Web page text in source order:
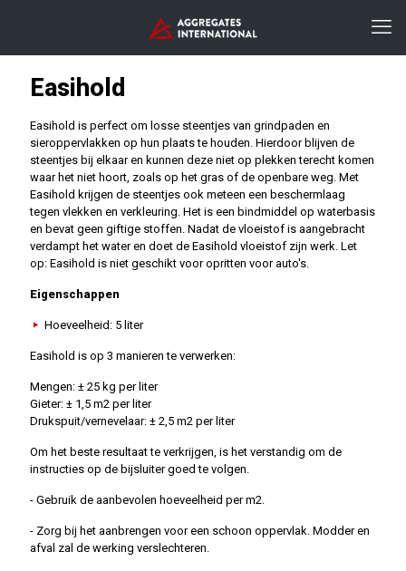
Easihold
Easihold is perfect om losse steentjes van grindpaden en
sieroppervlakken op hun plaats te houden. Hierdoor blijven de
steentjes bij elkaar en kunnen deze niet op plekken terecht komen
waar het niet hoort, zoals op het gras of de openbare weg. Met
Easihold krijgen de steentjes ook meteen een beschermlaag
tegen vlekken en verkleuring. Het is een bindmiddel op waterbasis
en bevat geen giftige stoffen. Nadat de vloeistof is aangebracht
verdampt het water en doet de Easihold vloeistof zijn werk. Let
op: Easihold is niet geschikt voor opritten voor auto's.
Eigenschappen
Hoeveelheid: 5 liter
Easihold is op 3 manieren te verwerken:
Mengen: ± 25 kg per liter
Gieter: ± 1,5 m2 per liter
Drukspuit/vernevelaar: ± 2,5 m2 per liter
Om het beste resultaat te verkrijgen, is het verstandig om de
instructies op de bijsluiter goed te volgen.
- Gebruik de aanbevolen hoeveelheid per m2.
- Zorg bij het aanbrengen voor een schoon oppervlak. Modder en
afval zal de werking verslechteren.